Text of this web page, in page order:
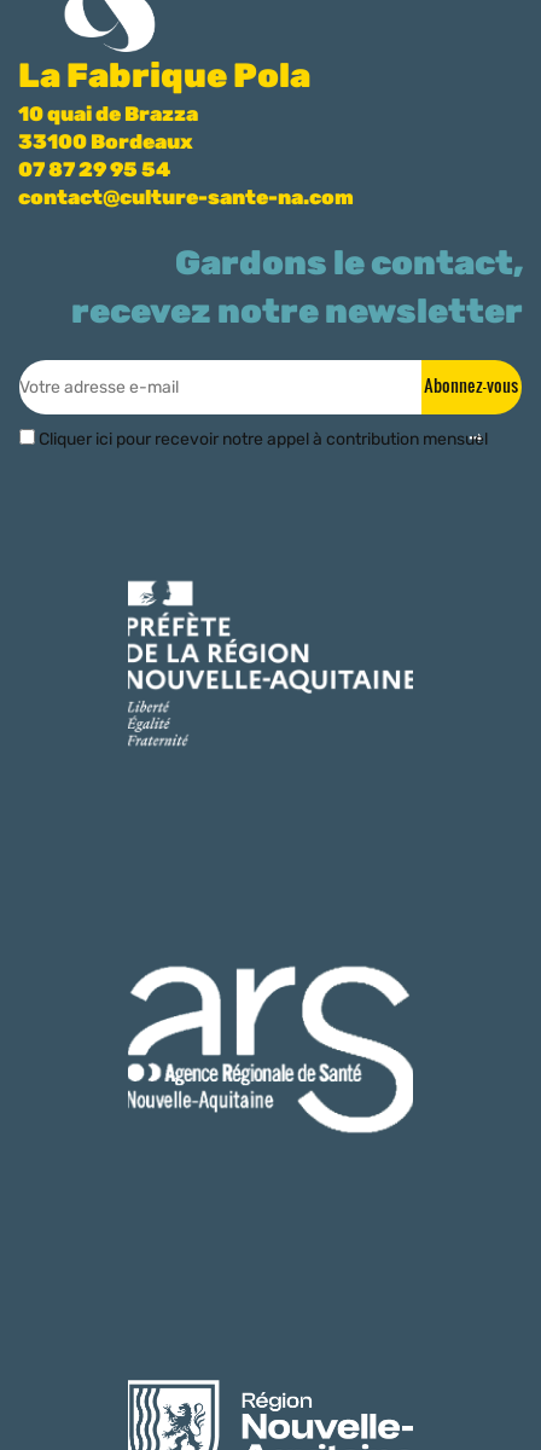
La Fabrique Pola
10 quai de Brazza
33100 Bordeaux
07 87 29 95 54
contact@culture-sante-na.com
Gardons le contact,
recevez notre newsletter
Abonnez-vous
Cliquer ici pour recevoir notre appel à contribution mensuel